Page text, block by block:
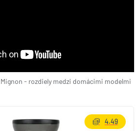
Mignon - rozdiely medzi domácimi modelmi
4.49